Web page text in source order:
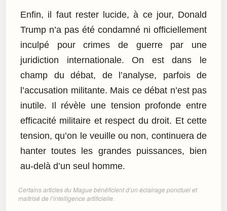
Enfin, il faut rester lucide, à ce jour, Donald
Trump n’a pas été condamné ni officiellement
inculpé pour crimes de guerre par une
juridiction internationale. On est dans le
champ du débat, de l’analyse, parfois de
l’accusation militante. Mais ce débat n’est pas
inutile. Il révèle une tension profonde entre
efficacité militaire et respect du droit. Et cette
tension, qu’on le veuille ou non, continuera de
hanter toutes les grandes puissances, bien
au-delà d’un seul homme.
Certains articles du Mague bénéficient d’un éclairage ponctuel et
maîtrisé de l’intelligence artificielle.